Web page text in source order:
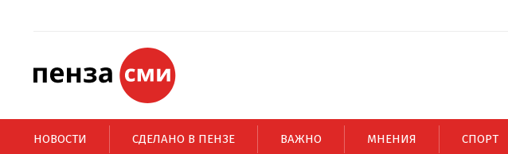
НОВОСТИ СДЕЛАНО В ПЕНЗЕ ВАЖНО МНЕНИЯ СПОРТ